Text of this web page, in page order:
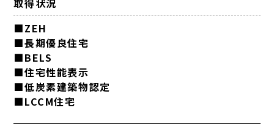
取得状況
■ZEH
■長期優良住宅
■BELS
■住宅性能表示
■低炭素建築物認定
■LCCM住宅